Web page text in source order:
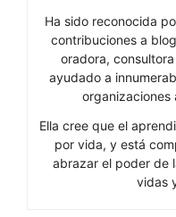
Ha sido reconocida
contribuciones a
oradora,
ayudado a
organizaciones
Ella cree que el
por vida, y está
abrazar el poder de
vidas